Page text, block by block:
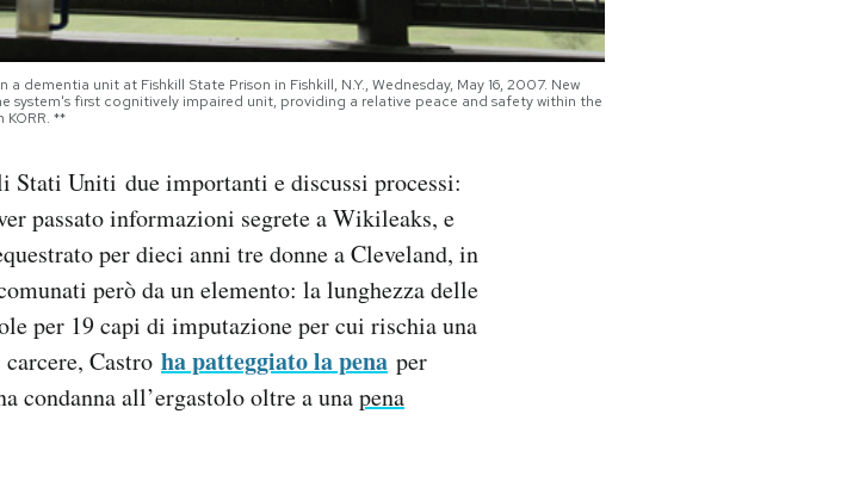
dementia unit at Fishkill State Prison in Fishkill, N.Y., Wednesday, May 16, 2007. New
first cognitively impaired unit, providing a relative peace and safety within the
**
Uniti due importanti e discussi processi:
passato informazioni segrete a Wikileaks, e
per dieci anni tre donne a Cleveland, in
però da un elemento: la lunghezza delle
per 19 capi di imputazione per cui rischia una
Castro ha patteggiato la pena per
condanna all’ergastolo oltre a unapena